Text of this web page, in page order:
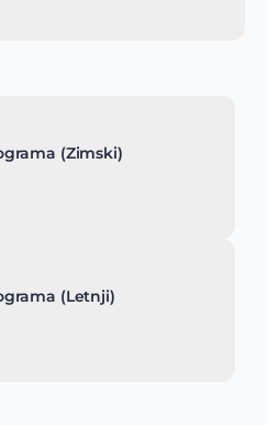
(Zimski)
(Letnji)